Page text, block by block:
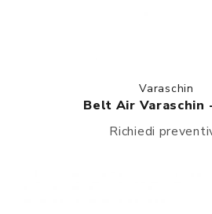
Varaschin
Belt Air Varaschin
Richiedi